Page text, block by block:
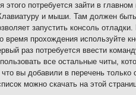
этого потребуется зайти в
и мыши. Там должен
запустить консоль
время прохождения используйте
раз потребуется ввести
все остальные читы,
вы добавили в перечень только
можно скачать на этой